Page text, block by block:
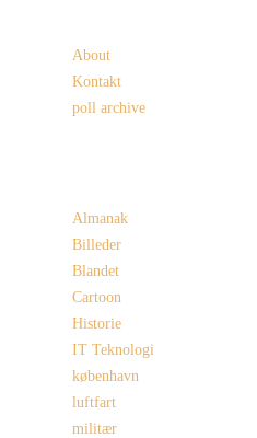
About
Kontakt
poll archive
Almanak
Billeder
Blandet
Cartoon
Historie
IT Teknologi
københavn
luftfart
militær